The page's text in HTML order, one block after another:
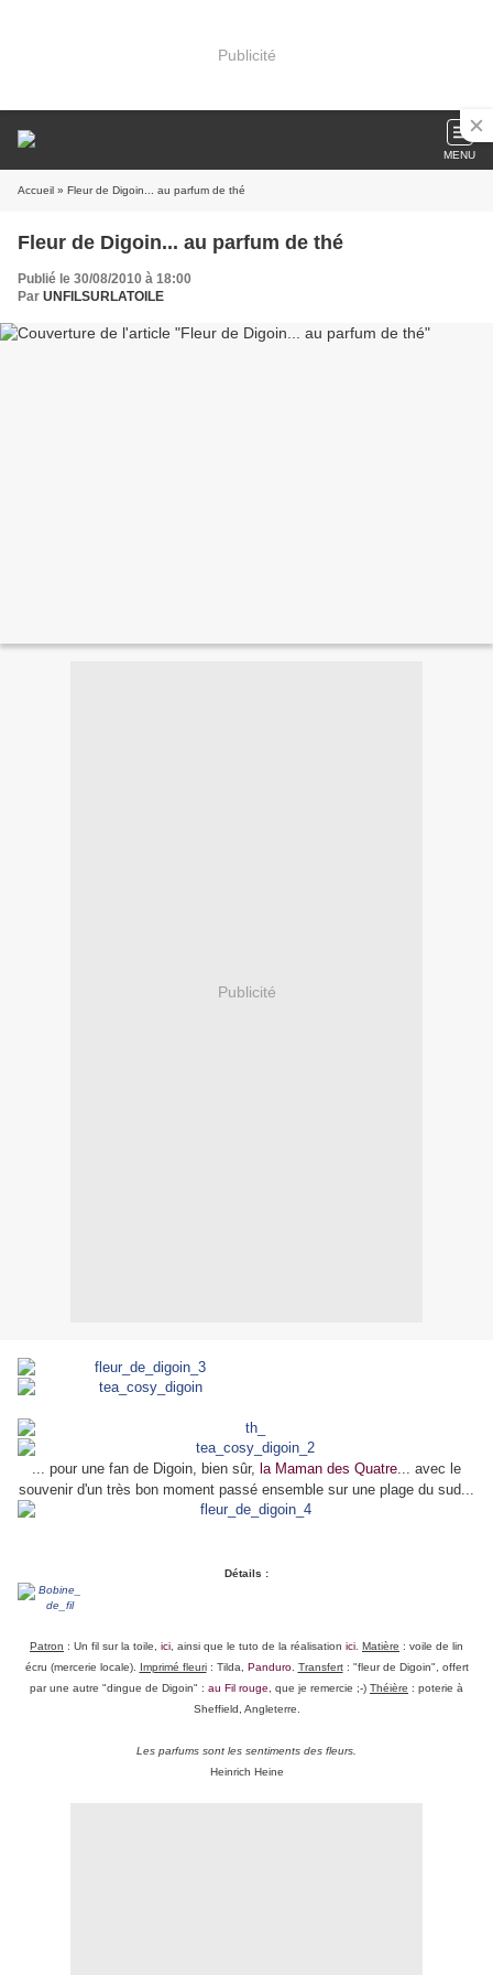
Publicité
MENU
Accueil » Fleur de Digoin... au parfum de thé
Fleur de Digoin... au parfum de thé
Publié le 30/08/2010 à 18:00
Par UNFILSURLATOILE
Publicité
... pour une fan de Digoin, bien sûr, la Maman des Quatre... avec le
souvenir d'un très bon moment passé ensemble sur une plage du sud...
Détails :
Patron : Un fil sur la toile, ici , ainsi que le tuto de la réalisation ici Matière : voile de lin
écru (mercerie locale).
Imprimé fleuri: Tilda, Panduro. Transfert: "fleur de Digoin", offert
par une autre "dingue de Digoin" : au Fil rouge , que je remercie ;-) Théière : poterie à
Sheffield, Angleterre.
Les parfums sont les sentiments des fleurs.
Heinrich Heine